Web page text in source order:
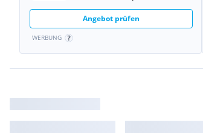
Angebot prüfen
WERBUNG